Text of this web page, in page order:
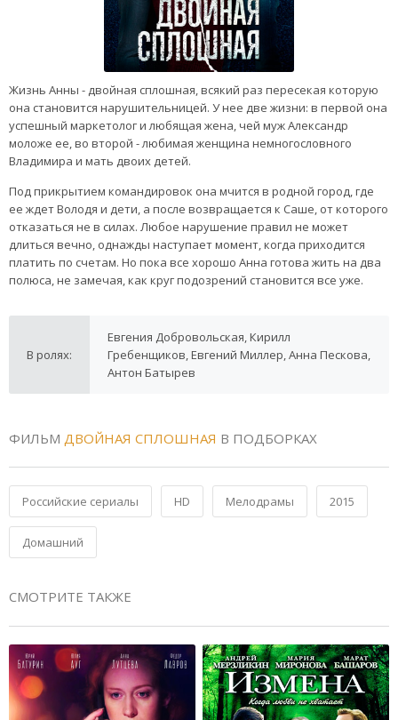
Жизнь Анны - двойная сплошная, всякий раз пересекая которую
она становится нарушительницей. У нее две жизни: в первой она
успешный маркетолог и любящая жена, чей муж Александр
моложе ее, во второй - любимая женщина немногословного
Владимира и мать двоих детей.
Под прикрытием командировок она мчится в родной город, где
ее ждет Володя и дети, а после возвращается к Саше, от которого
отказаться не в силах. Любое нарушение правил не может
длиться вечно, однажды наступает момент, когда приходится
платить по счетам. Но пока все хорошо Анна готова жить на два
полюса, не замечая, как круг подозрений становится все уже.
В ролях:
Евгения Добровольская, Кирилл
Гребенщиков, Евгений Миллер, Анна Пескова,
Антон Батырев
ФИЛЬМ ДВОЙНАЯ СПЛОШНАЯ В ПОДБОРКАХ
Российские сериалы HD Мелодрамы 2015
Домашний
СМОТРИТЕ ТАКЖЕ